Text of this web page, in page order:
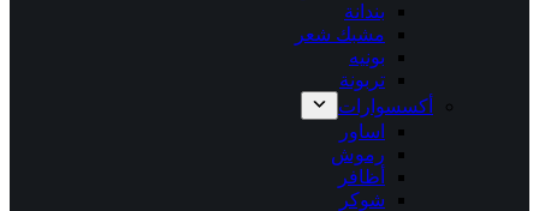
بندانة
مشبك شعر
بونيه
تربونة
أكسسوارات
اساور
رموش
أظافر
شوكر